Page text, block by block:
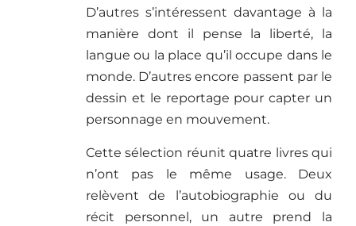
D’autres s’intéressent davantage à la
manière dont il pense la liberté, la
langue ou la place qu’il occupe dans le
monde. D’autres encore passent par le
dessin et le reportage pour capter un
personnage en mouvement.
Cette sélection réunit quatre livres qui
n’ont pas le même usage. Deux
relèvent de l’autobiographie ou du
récit personnel, un autre prend la